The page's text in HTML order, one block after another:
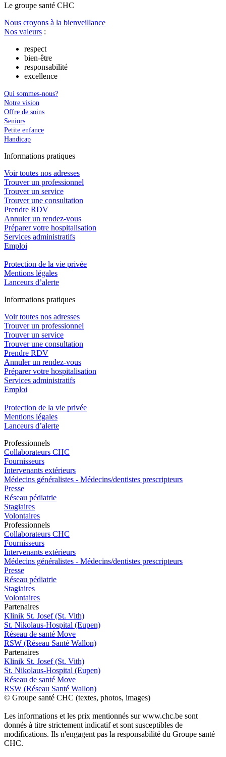
Le groupe santé CHC
Nous croyons à la bienveillance
Nos valeurs :
respect
bien-être
responsabilité
excellence
Qui sommes-nous?
Notre vision
Offre de soins
Seniors
Petite enfance
Handicap
Informations pratiques
Voir toutes nos adresses
Trouver un professionnel
Trouver un service
Trouver une consultation
Prendre RDV
Annuler un rendez-vous
Préparer votre hospitalisation
Services administratifs
Emploi​
Protection de la vie privée
Mentions légales
Lanceurs d’alerte
Informations pratiques
Voir toutes nos adresses
Trouver un professionnel
Trouver un service
Trouver une consultation
Prendre RDV
Annuler un rendez-vous
Préparer votre hospitalisation
Services administratifs
Emploi​
Protection de la vie privée
Mentions légales
Lanceurs d’alerte
Professionnels
Collaborateurs CHC
Fournisseurs
Intervenants extérieurs
Médecins généralistes - Médecins/dentistes prescripteurs
Presse
Réseau pédiatrie
Stagiaires
Volontaires
Professionnels
Collaborateurs CHC
Fournisseurs
Intervenants extérieurs
Médecins généralistes - Médecins/dentistes prescripteurs
Presse
Réseau pédiatrie
Stagiaires
Volontaires
Partenaires
Klinik St. Josef (St. Vith)
St. Nikolaus-Hospital (Eupen)
Réseau de santé Move
RSW (Réseau Santé Wallon)
Partenaires
Klinik St. Josef (St. Vith)
St. Nikolaus-Hospital (Eupen)
Réseau de santé Move
RSW (Réseau Santé Wallon)
© Groupe santé CHC (textes, photos, images)
Les informations et les prix mentionnés sur www.chc.be sont
donnés à titre strictement indicatif et sont susceptibles de
modifications. Ils n'engagent pas la responsabilité du Groupe santé
CHC.